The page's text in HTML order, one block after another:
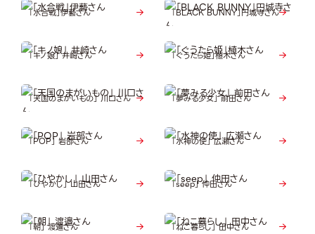
「水合戦」伊藝さん 「BLACK BUNNY」円城寺さん
「キノ娘」 井崎さん 「ぐうたら姫」植木さん
「天国のまがいもの」 川口さん 「夢みる少女」 前田さん
「POP」 岩部さん 「水神の使」 広瀬さん
「ひやかし」 山田さん 「seep」 仲田さん
「朝」 渡邉さん 「ねこ暮らし」 田中さん